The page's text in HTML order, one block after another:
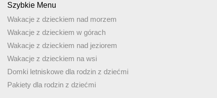
Szybkie Menu
Wakacje z dzieckiem nad morzem
Wakacje z dzieckiem w górach
Wakacje z dzieckiem nad jeziorem
Wakacje z dzieckiem na wsi
Domki letniskowe dla rodzin z dziećmi
Pakiety dla rodzin z dziećmi